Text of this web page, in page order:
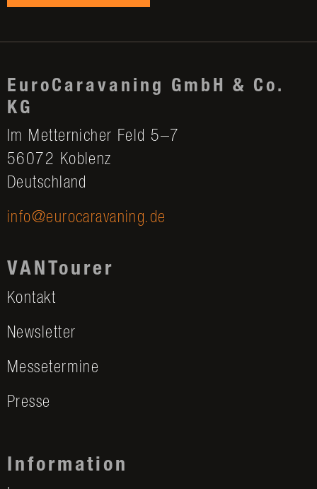
EuroCaravaning GmbH & Co.
KG
Im Metternicher Feld 5–7
56072 Koblenz
Deutschland
info@eurocaravaning.de
VANTourer
Kontakt
Newsletter
Messetermine
Presse
Information